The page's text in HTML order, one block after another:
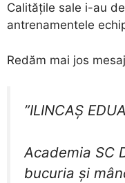
Calitățile sale i-au
antrenamentele
​Redăm mai jos
”ILINCAȘ
​Academia SC
bucuria și